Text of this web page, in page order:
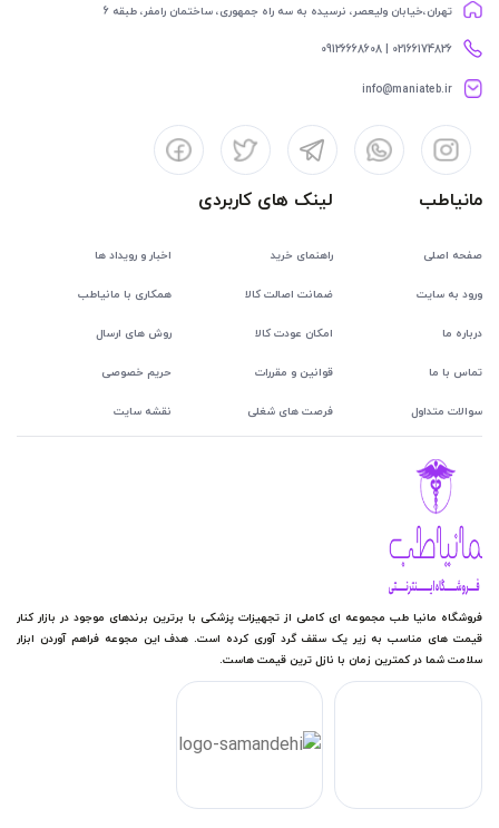
تهران،خیابان ولیعصر، نرسیده به سه راه جمهوری، ساختمان رامفر، طبقه 6
02166174826 | 09126668608
info@maniateb.ir
مانیاطب
صفحه اصلی
ورود به سایت
درباره ما
تماس با ما
سوالات متداول
لینک های کاربردی
راهنمای خرید اخبار و رویداد ها
ضمانت اصالت کالا همکاری با مانیاطب
امکان عودت کالا روش های ارسال
قوانین و مقررات حریم خصوصی
فرصت های شغلی نقشه سایت
فروشگاه مانیا طب مجموعه ای کاملی از تجهیزات پزشکی با برترین برندهای موجود در بازار کنار
قیمت های مناسب به زیر یک سقف گرد آوری کرده است. هدف این مجوعه فراهم آوردن ابزار
سلامت شما در کمترین زمان با نازل ترین قیمت هاست.